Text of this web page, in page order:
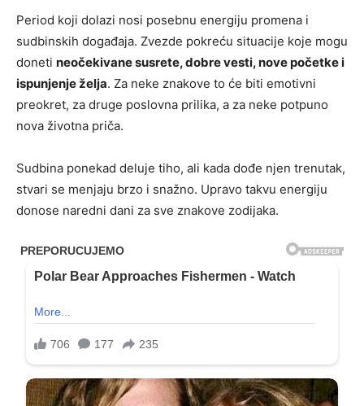
Period koji dolazi nosi posebnu energiju promena i
sudbinskih događaja. Zvezde pokreću situacije koje mogu
doneti neočekivane susrete, dobre vesti, nove početke i
ispunjenje želja. Za neke znakove to će biti emotivni
preokret, za druge poslovna prilika, a za neke potpuno
nova životna priča.
Sudbina ponekad deluje tiho, ali kada dođe njen trenutak,
stvari se menjaju brzo i snažno. Upravo takvu energiju
donose naredni dani za sve znakove zodijaka.